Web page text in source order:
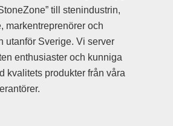
till stenindustrin,
markentreprenörer och
utanför Sverige. Vi server
enthusiaster och kunniga
kvalitets produkter från våra